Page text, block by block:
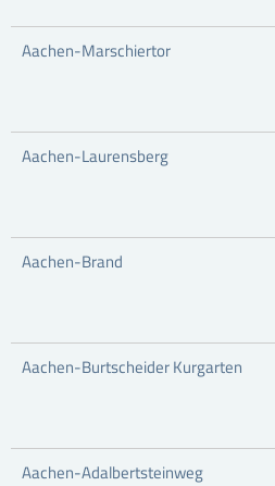
Aachen-Marschiertor
Aachen-Laurensberg
Aachen-Brand
Aachen-Burtscheider Kurgarten
Aachen-Adalbertsteinweg